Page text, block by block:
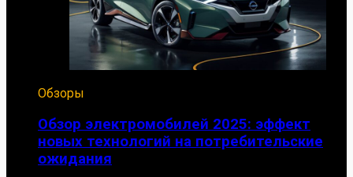
Обзоры
Обзор электромобилей 2025: эффект
новых технологий на потребительские
ожидания